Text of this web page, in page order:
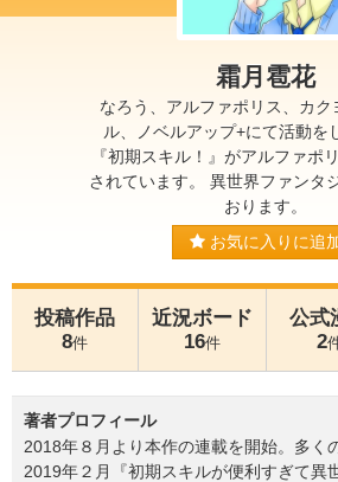
霜月雹花
なろう、アルファポリス、カク
ル、ノベルアップ+にて活動を
『初期スキル！』がアルファポ
されています。 異世界ファンタ
おります。
お気に入りに追
投稿作品
8件
近況ボード
16件
公式
2
著者プロフィール
2018年８月より本作の連載を開始。多く
2019年２月『初期スキルが便利すぎて異